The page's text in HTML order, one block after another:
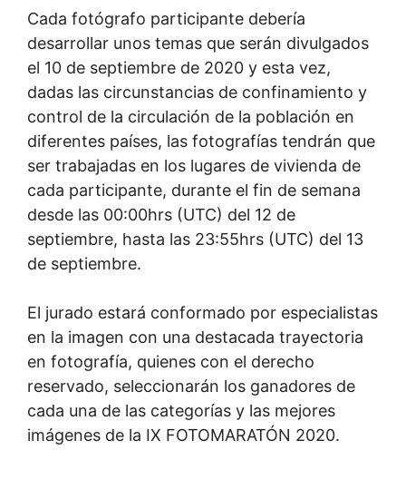
Cada fotógrafo participante debería
desarrollar unos temas que serán divulgados
el 10 de septiembre de 2020 y esta vez,
dadas las circunstancias de confinamiento y
control de la circulación de la población en
diferentes países, las fotografías tendrán que
ser trabajadas en los lugares de vivienda de
cada participante, durante el fin de semana
desde las 00:00hrs (UTC) del 12 de
septiembre, hasta las 23:55hrs (UTC) del 13
de septiembre.
El jurado estará conformado por especialistas
en la imagen con una destacada trayectoria
en fotografía, quienes con el derecho
reservado, seleccionarán los ganadores de
cada una de las categorías y las mejores
imágenes de la IX FOTOMARATÓN 2020.